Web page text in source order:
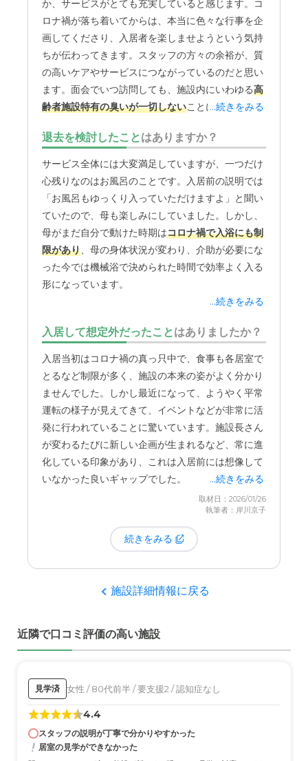
も助かる
近隣環境や交通アクセスについて
私の家からは遠いが稲城長沼から１０分足らずで歩きで行
けるので良い 周りは静かな住宅街 そんなに人はいない
料金費用について
以前はもっと高かったので 他に比べてどうかはわからな
いが、父の年金で払える範囲なので良かったと思う
か、サービスがとても充実していると感じます。コ
ロナ禍が落ち着いてからは、本当に色々な行事を企
画してくださり、入居者を楽しませようという気持
ちが伝わってきます。スタッフの方々の余裕が、質
の高いケアやサービスにつながっているのだと思い
ます。面会でいつ訪問しても、施設内にいわゆる高
齢者施設特有の臭いが一切しないことに感心しま
ていることもあり多少の臭いはありますが、共用ス
ペースは本当に綺麗で、常に清潔に保たれていま
す。お掃除もこまめにしてくださっているようで、
快適な生活環境が整えられている点は、家族として
とても安心できるポイントです。母が特に楽しみに
しているのが、施設内で開催される「買い物イベン
ト」です。ホールに洋服やお菓子などのお店が来
て、
施設から出ることなく買い物気分を味わえる と
いうもので、本人もとても喜んでいます。
の方が立て替えて買い物に付き合ってくださるな
ど、誰でも参加できるよう配慮が行き届いていま
す。他にも、屋上で花火を鑑賞するイベントがあっ
たりと、入居者を飽きさせない工夫を常に凝らして
くれているのが嬉しいです。
...続きをみる
退去を検討したことはありますか？
サービス全体には大変満足していますが、一つだけ
心残りなのはお風呂のことです。入居前の説明では
「お風呂もゆっくり入っていただけますよ」と聞い
ていたので、母も楽しみにしていました。しかし、
母がまだ自分で動けた時期はコロナ禍で入浴にも制
限があり、母の身体状況が変わり、介助が必要にな
った今では機械浴で決められた時間で効率よく入る
形になっています。
理解していますが、もしあの時、自由に動ける状態
でゆっくりお風呂に入れる時間があったらな、と思
うことはあります。
また、施設への不満ではないのですが、料金がやは
り高額なため、将来的には転居を検討しています。
母の預貯金で賄える範囲と考えているので、残高が
見えてきた段階で、費用の安い特養などへの申し込
みを始める予定です。
...続きをみる
入居して想定外だったことはありましたか？
入居当初はコロナ禍の真っ只中で、食事も各居室で
とるなど制限が多く、施設の本来の姿がよく分かり
ませんでした。しかし最近になって、ようやく平常
運転の様子が見えてきて、イベントなどが非常に活
発に行われていることに驚いています。施設長さん
が変わるたびに新しい企画が生まれるなど、常に進
化している印象があり、これは入居前には想像して
いなかった良いギャップでした。
...続きをみる
取材日：2026/01/26
執筆者：岸川京子
続きをみる
施設詳細情報に戻る
近隣で口コミ評価の高い施設
見学済 女性 / 80代前半 / 要支援2 / 認知症なし
4.4
スタッフの説明が丁寧で分かりやすかった
居室の見学ができなかった